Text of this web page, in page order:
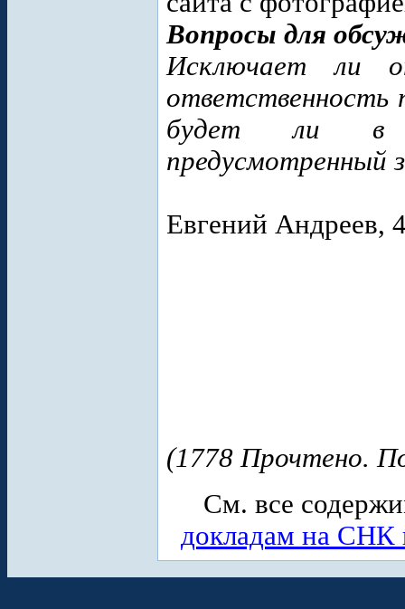
Вопросы для
Исключает ли
ответственность
будет ли в
предусмотренный
Евгений Андреев,
(1778 Прочтено.
См. все
докладам на СНК